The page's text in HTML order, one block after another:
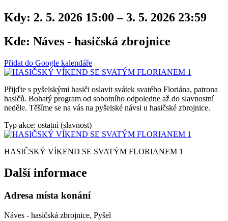
Kdy: 2. 5. 2026 15:00 – 3. 5. 2026 23:59
Kde: Náves - hasičská zbrojnice
Přidat do Google kalendáře
Přijďte s pyšelskými hasiči oslavit svátek svatého Floriána, patrona
hasičů. Bohatý program od sobotního odpoledne až do slavnostní
neděle. Těšíme se na vás na pyšelské návsi u hasičské zbrojnice.
Typ akce: ostatní (slavnost)
HASIČSKÝ VÍKEND SE SVATÝM FLORIANEM 1
Další informace
Adresa místa konání
Náves - hasičská zbrojnice, Pyšel